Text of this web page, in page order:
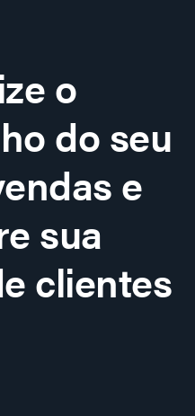
o
do seu
e
sua
clientes